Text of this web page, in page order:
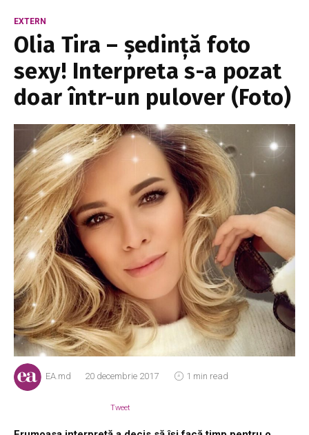
EXTERN
Olia Tira – ședință foto
sexy! Interpreta s-a pozat
doar într-un pulover (Foto)
EA.md 20 decembrie 2017 1 min read
Tweet